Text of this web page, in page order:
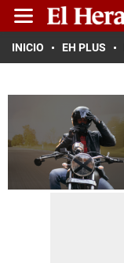
INICIO EH PLUS